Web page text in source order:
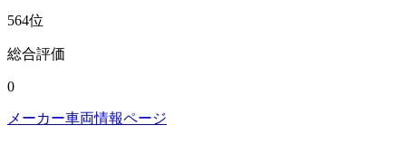
564位
総合評価
0
メーカー車両情報ページ